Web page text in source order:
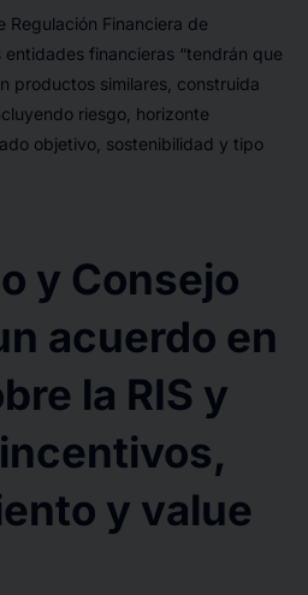
Financiera de
financieras “tendrán que
productos similares, construida
riesgo, horizonte
objetivo, sostenibilidad y tipo
y Consejo
acuerdo en
la RIS y
y value